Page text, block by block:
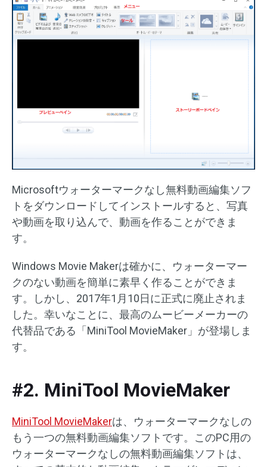
Microsoftウォーターマークなし無料動画編集ソフ
トをダウンロードしてインストールすると、写真
や動画を取り込んで、動画を作ることができま
す。
Windows Movie Makerは確かに、ウォーターマー
クのない動画を簡単に素早く作ることができま
す。しかし、2017年1月10日に正式に廃止されま
した。幸いなことに、最高のムービーメーカーの
代替品である「MiniTool MovieMaker」が登場しま
す。
#2. MiniTool MovieMaker
MiniTool MovieMakerは、ウォーターマークなしの
もう一つの無料動画編集ソフトです。このPC用の
ウォーターマークなしの無料動画編集ソフトは、